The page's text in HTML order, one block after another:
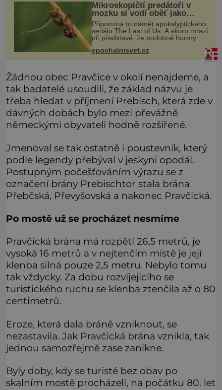
Mikroskopičtí predátoři v
mozku si vodí oběť jako
loutku
Připomíná to námět apokalyptického
seriálu The Last of Us. A skoro mrazí
při představě, že podobné horory
probíhají v přírodě běžně – s tím
rozdílem, že nejde pouze o infekce
parazitickou houbou a že
epochalnisvet.cz
Žádnou obec Pravčice v okolí nenajdeme, a
tak badatelé usoudili, že základ názvu je
třeba hledat v příjmení Prebisch, která zde v
dávných dobách bylo mezi převážně
německými obyvateli hodně rozšířené.
Jmenoval se tak ostatně i poustevník, který
podle legendy přebýval v jeskyni opodál.
Postupným počešťováním výrazu se z
označení brány Prebischtor stala brána
Přebčská, Převyšovská a nakonec Pravčická.
Po mostě už se procházet nesmíme
Pravčická brána má rozpětí 26,5 metrů, je
vysoká 16 metrů a v nejtenčím místě je její
klenba silná pouze 2,5 metru. Nebylo tomu
tak vždycky. Za dobu rozvíjejícího se
turistického ruchu se klenba ztenčila až o 80
centimetrů.
Eroze, která dala bráně vzniknout, se
nezastavila. Jak Pravčická brána vznikla, tak
jednou samozřejmě zase zanikne.
Byly doby, kdy se turisté bez obav po
skalním mostě procházeli, na počátku 80. let